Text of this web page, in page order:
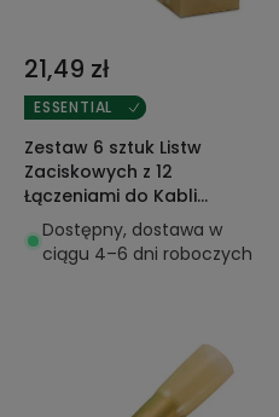
21,49 zł
ESSENTIAL
Zestaw 6 sztuk Listw
Zaciskowych z 12
Łączeniami do Kabli
Elektrycznych Białych
Dostępny, dostawa w
ciągu 4–6 dni roboczych